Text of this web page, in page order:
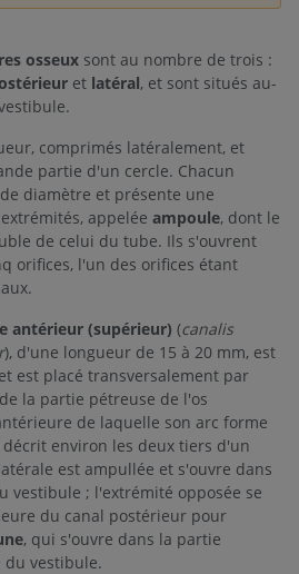
osseux sont au nombre de trois :
et latéral, et sont situés au-
comprimés latéralement, et
partie d'un cercle. Chacun
diamètre et présente une
appelée ampoule, dont le
de celui du tube. Ils s'ouvrent
orifices, l'un des orifices étant
antérieur (supérieur) (canalis
), d'une longueur de 15 à 20 mm, est
est placé transversalement par
la partie pétreuse de l'os
de laquelle son arc forme
environ les deux tiers d'un
est ampullée et s'ouvre dans
vestibule ; l'extrémité opposée se
du canal postérieur pour
, qui s'ouvre dans la partie
vestibule.